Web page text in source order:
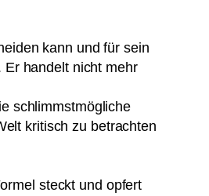
kann und für sein
handelt nicht mehr
schlimmstmögliche
kritisch zu betrachten
steckt und opfert